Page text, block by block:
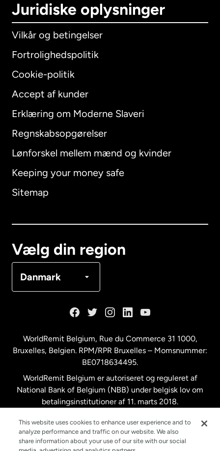
Juridiske oplysninger
Vilkår og betingelser
Fortrolighedspolitik
Cookie-politik
Accept af kunder
Erklæring om Moderne Slaveri
Regnskabsopgørelser
Lønforskel mellem mænd og kvinder
Keeping your money safe
Sitemap
Vælg din region
Danmark
International English
Australien
Malaysia
New Zealand
Spanien
WorldRemit Belgium, Rue du Commerce 31 1000,
Bruxelles, Belgien. RPM/RPR Bruxelles – Momsnummer:
BE0718634495.
WorldRemit Belgium er autoriseret og reguleret af
National Bank of Belgium (NBB) under belgisk lov om
betalingsinstitutioner af 11. marts 2018.
This website uses cookies to enhance user experience and to
analyze performance and traffic on our website. We also
share information about your use of our site with our social